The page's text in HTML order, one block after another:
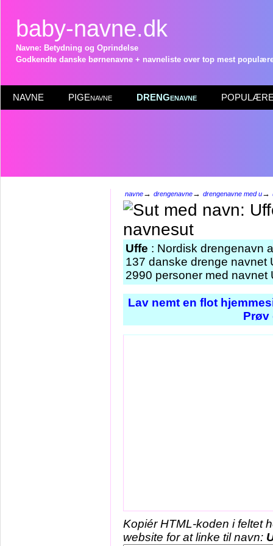
baby-navne.dk
Navne: Betydning og Oprindelse
Godkendte danske børnenavne + navneliste over top mest
NAVNE PIGEnavne DRENGenavne POPULÆRE
navne→ drengenavne→ drengenavne med u→
Uffe : Nordisk drengenavn
137 danske drenge navnet
2990 personer med navnet
Lav nemt en flot
Prøv
Kopiér HTML-koden i feltet
website for at linke til navn: